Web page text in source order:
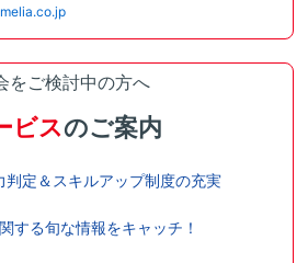
をご検討中の方へ
ビスのご案内
判定＆スキルアップ制度の充実
する旬な情報をキャッチ！